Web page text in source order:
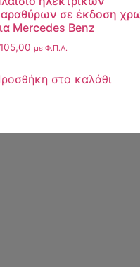
σε έκδοση
Mercedes Benz
105,00 με Φ.Π.Α.
στο καλάθι